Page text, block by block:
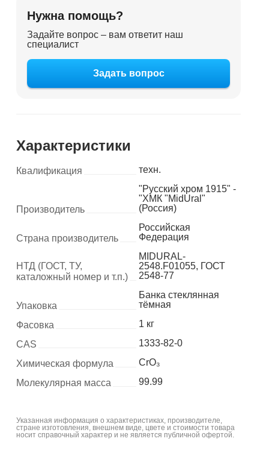
Нужна помощь?
Задайте вопрос – вам ответит наш
специалист
Задать вопрос
Характеристики
Квалификация техн.
Производитель
"Русский хром 1915" -
"ХМК "MidUral"
(Россия)
Страна производитель
Российская
Федерация
НТД (ГОСТ, ТУ,
каталожный номер и т.п.)
MIDURAL-
2548.F01055, ГОСТ
2548-77
Упаковка
Банка стеклянная
тёмная
Фасовка
1 кг
CAS
1333-82-0
Химическая формула
CrO₃
Молекулярная масса
99.99
Указанная информация о характеристиках, производителе,
стране изготовления, внешнем виде, цвете и стоимости товара
носит справочный характер и не является публичной офертой.